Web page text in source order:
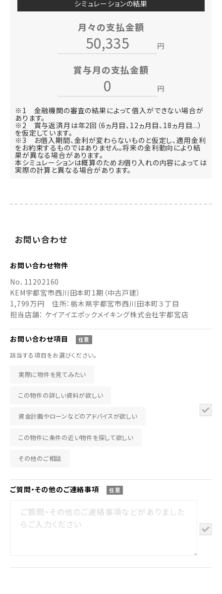
シミュレーションの結果
月々の支払金額
円
賞与月の支払金額
円
※1 金融機関の審査の結果によって借入ができない場合が
あります。
※2 賞与返済月は年2回（6ヵ月目、12ヵ月目、18ヵ月目...）
を仮定しています。
※3 お借入期間、金利が変わらないものと仮定し、適用金利
をお約束するものではありません。将来の金利動向により結
果が異なる場合があります。
本シミュレーションは概算のためお借り入れの内容によっては
実際の計算と異なる場合があります。
お問い合わせ
お問い合わせ物件
No． 11202160
KEM宇都宮市西川田本町1期（中古戸建）
1,799万円 住所：栃木県宇都宮市西川田本町３丁目
担当店舗： ケイアイエポックメイキング株式会社宇都宮店
お問い合わせ項目 任意
該当する項目をお選びください。
実際に物件を見てみたい
この物件の詳しい資料が欲しい
資金計画やローンなどのアドバイスが欲しい
この物件に条件の近い物件を探して欲しい
その他のご相談
ご質問・その他のご連絡事項 任意